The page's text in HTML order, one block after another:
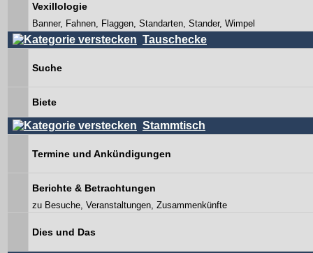
Vexillologie
Banner, Fahnen, Flaggen, Standarten, Stander, Wimpel
Tauschecke
Suche
Biete
Stammtisch
Termine und Ankündigungen
Berichte & Betrachtungen
zu Besuche, Veranstaltungen, Zusammenkünfte
Dies und Das